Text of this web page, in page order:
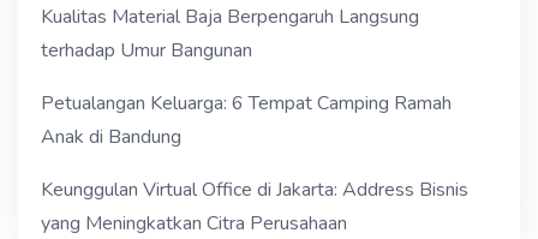
Kualitas Material Baja Berpengaruh Langsung
terhadap Umur Bangunan
Petualangan Keluarga: 6 Tempat Camping Ramah
Anak di Bandung
Keunggulan Virtual Office di Jakarta: Address Bisnis
yang Meningkatkan Citra Perusahaan